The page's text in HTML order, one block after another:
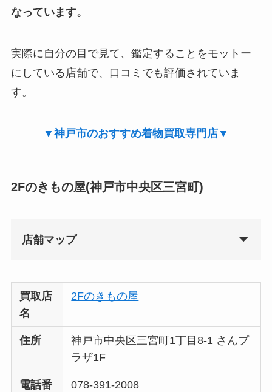
なっています。
実際に自分の目で見て、鑑定することをモットー
にしている店舗で、口コミでも評価されていま
す。
▼神戸市のおすすめ着物買取専門店▼
2Fのきもの屋(神戸市中央区三宮町)
店舗マップ
買取店
名
2Fのきもの屋
住所
神戸市中央区三宮町1丁目8-1 さんプ
ラザ1F
電話番
078-391-2008